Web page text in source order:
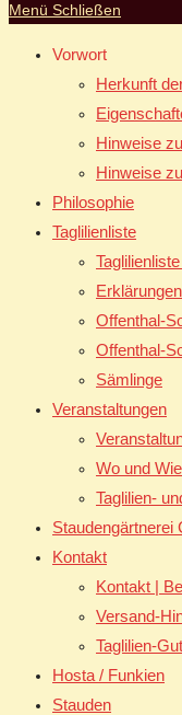
Menü Schließen
Vorwort
Herkunft
Hinweise
Hinweise
Philosophie
Taglilienliste
Offenthal-
Offenthal-
Sämlinge
Veranstaltungen
Wo und
Taglilien-
Staudengärtnerei
Kontakt
Kontakt |
Versand-
Taglilien-
Hosta / Funkien
Stauden